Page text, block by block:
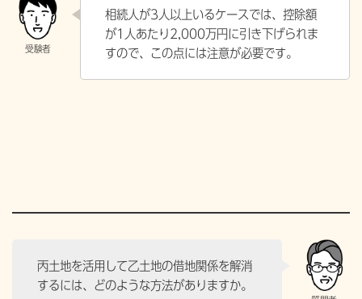
相続人が3人以上いるケースでは、控除額
が1人あたり2,000万円に引き下げられま
すので、この点には注意が必要です。
丙土地を活用して乙土地の借地関係を解消
するには、どのような方法がありますか。